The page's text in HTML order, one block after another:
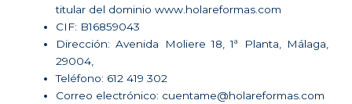
titular del dominio www.holareformas.com
CIF: B16859043
Dirección: Avenida Moliere 18, 1ª Planta, Málaga,
29004,
Teléfono: 612 419 302
Correo electrónico: cuentame@holareformas.com